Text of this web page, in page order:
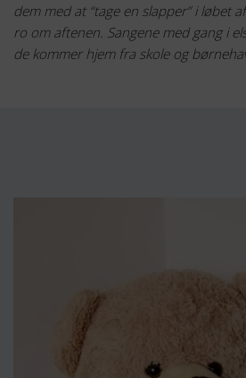
dem med at “tage en slapper” i løbet
ro om aftenen. Sangene med gang i
de kommer hjem fra skole og